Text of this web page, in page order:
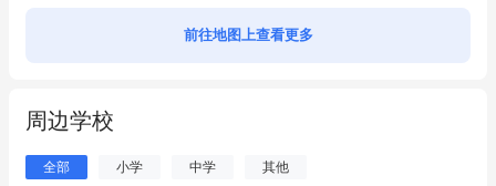
前往地图上查看更多
周边学校
全部 小学 中学 其他